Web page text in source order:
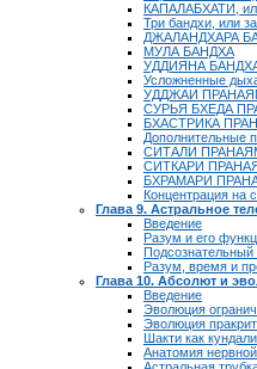
КАПАЛАБХАТИ,
Три бандхи, или
ДЖАЛАНДХАРА
МУЛА БАНДХА
УДДИЯНА
Усложненные
УДДЖАИ
СУРЬЯ БХЕДА
БХАСТРИКА
Дополнительные
СИТАЛИ
СИТКАРИ
БХРАМАРИ
Концентрация на
Глава 9. Астральное
Введение
Разум и его
Подсознательный
Разум, время и
Глава 10. Абсолют и
Введение
Эволюция
Эволюция
Шакти как
Анатомия